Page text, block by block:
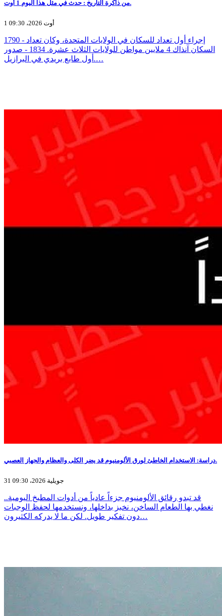
من ذاكرة التاريخ : حدث في مثل هذا اليوم 1 أوت.
1 أوت 2026، 09:30
1790 - إجراء أول تعداد للسكان في الولايات المتحدة، وكان تعداد
السكان آنذاك 4 ملايين مواطن للولايات الثلاث عشرة. 1834 - صدور
أول طابع بريدي في البرازيل.…
دراسة: الاستخدام الخاطئ لورق الألومنيوم قد يضر الكلى والعظام والجهاز العصبي.
31 جويلية 2026، 09:30
قد تبدو رقائق الألومنيوم جزءاً عادياً من أدوات المطبخ اليومية..
نغطي بها الطعام الساخن، نخبز بداخلها، ونستخدمها لحفظ الوجبات
دون تفكير طويل. لكن ما لا يدركه الكثيرون…